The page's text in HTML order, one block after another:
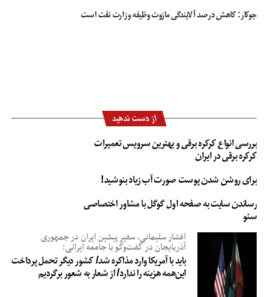
جوکار: کاهش درصد آلایندگی مازوت وظیفه وزارت نفت است
از دست ندهید
بررسی انواع کرکره برقی و بهترین سرویس تعمیرات
کرکره برقی در ایران
برای روشن شدن پوست صورت آب زیاد بنوشید!
رساندن سایت به صفحه اول گوگل با مشاور اختصاصی
سئو
افشار سلیمانی، سفیر پیشین ایران در جمهوری
آذربایجان در گفت‌وگو با جامعه ایرانی:
باید با آمریکا وارد مذاکره شد/ کشور دیگر تحمل پرداخت
این‌همه هزینه را ندارد/ از شعار به شعور برگردیم